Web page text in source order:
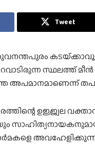
Tweet
സ്ഥലത്ത്
അപമാനമാണെന്ന്
ഉജ്ജ്വല
അവഹേളിക്കുന്ന